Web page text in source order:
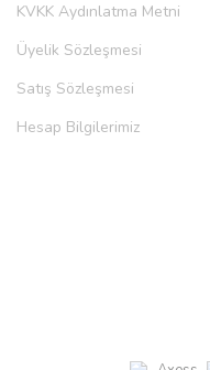
KVKK Aydınlatma Metni
Üyelik Sözleşmesi
Satış Sözleşmesi
Hesap Bilgilerimiz